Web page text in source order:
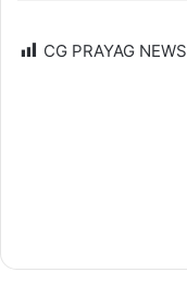
CG PRAYAG NEWS